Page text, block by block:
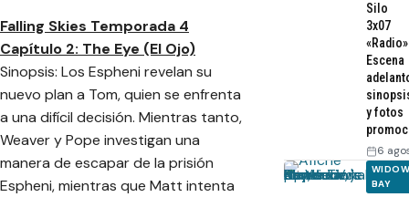
Falling Skies Temporada 4
Capítulo 2: The Eye (El Ojo)
Sinopsis: Los Espheni revelan su
nuevo plan a Tom, quien se enfrenta
a una difícil decisión. Mientras tanto,
Weaver y Pope investigan una
manera de escapar de la prisión
Espheni, mientras que Matt intenta
Silo
3x07
Escena
y fotos
6
BAY